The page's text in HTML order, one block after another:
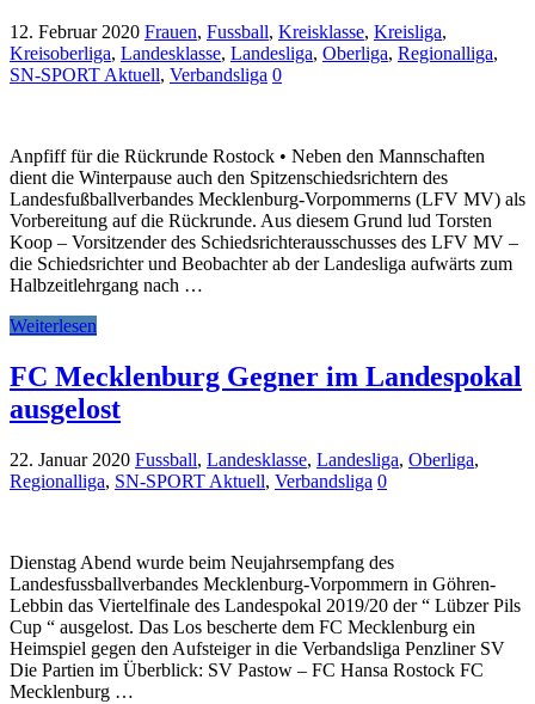
12. Februar 2020 Frauen, Fussball, Kreisklasse, Kreisliga,
Kreisoberliga, Landesklasse, Landesliga, Oberliga, Regionalliga,
SN-SPORT Aktuell, Verbandsliga 0
Anpfiff für die Rückrunde Rostock • Neben den Mannschaften
dient die Winterpause auch den Spitzenschiedsrichtern des
Landesfußballverbandes Mecklenburg-Vorpommerns (LFV MV) als
Vorbereitung auf die Rückrunde. Aus diesem Grund lud Torsten
Koop – Vorsitzender des Schiedsrichterausschusses des LFV MV –
die Schiedsrichter und Beobachter ab der Landesliga aufwärts zum
Halbzeitlehrgang nach …
Weiterlesen
FC Mecklenburg Gegner im Landespokal
ausgelost
22. Januar 2020 Fussball, Landesklasse, Landesliga, Oberliga,
Regionalliga, SN-SPORT Aktuell, Verbandsliga 0
Dienstag Abend wurde beim Neujahrsempfang des
Landesfussballverbandes Mecklenburg-Vorpommern in Göhren-
Lebbin das Viertelfinale des Landespokal 2019/20 der “ Lübzer Pils
Cup “ ausgelost. Das Los bescherte dem FC Mecklenburg ein
Heimspiel gegen den Aufsteiger in die Verbandsliga Penzliner SV
Die Partien im Überblick: SV Pastow – FC Hansa Rostock FC
Mecklenburg …